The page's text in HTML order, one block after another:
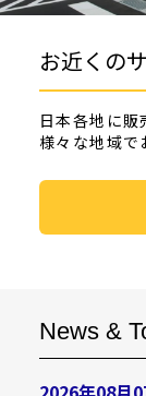
お近くの
日本各地に販
様々な地域で
News &